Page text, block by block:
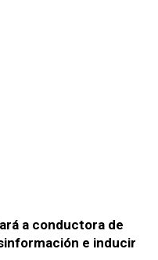
a conductora de
e inducir